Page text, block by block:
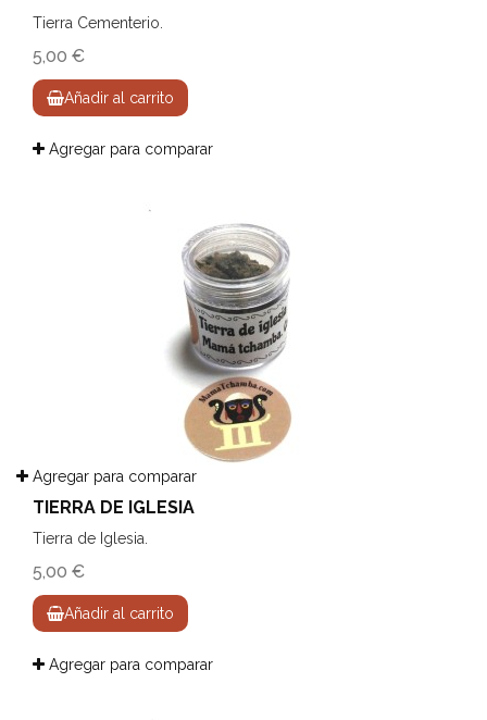
Tierra Cementerio.
5,00 €
Añadir al carrito
Agregar para comparar
Agregar para comparar
TIERRA DE IGLESIA
Tierra de Iglesia.
5,00 €
Añadir al carrito
Agregar para comparar